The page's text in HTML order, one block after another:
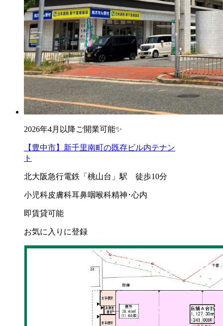
2026年4月以降ご開業可能✨
【豊中市】新千里南町の既存ビル内テナン
ト
北大阪急行電鉄「桃山台」駅 徒歩10分
小児科皮膚科耳鼻咽喉科精神･心内
即賃貸可能
お気に入りに登録